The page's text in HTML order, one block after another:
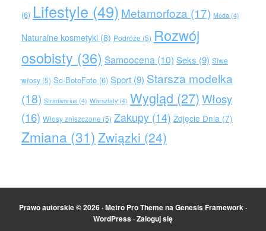
(6) Lifestyle (49) Metamorfoza (17) Moda(4)
Naturalne kosmetyki(8) Podróże (5) Rozwój
osobisty (36) Samoocena (10) Seks (9) Siwe
włosy(5) So-BotoFoto(6) Sport(9) Starsza modelka
(18) Stradivarius(4) Warsztaty(4) Wygląd (27)Włosy
(16) Włosy zniszczone (5) Zakupy(14) Zdjęcie Dnia(7)
Zmiana (31) Związki (24)
Prawo autorskie © 2026 ·Metro Pro ThemenaGenesis Framework ·
WordPress ·Zaloguj się